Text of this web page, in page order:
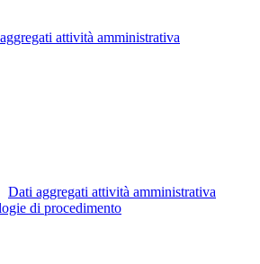
attività amministrativa
Dati aggregati attività amministrativa
di procedimento